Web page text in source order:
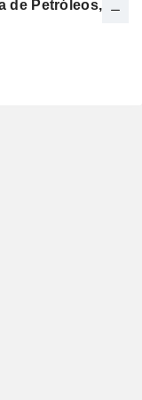
de Petróleos,